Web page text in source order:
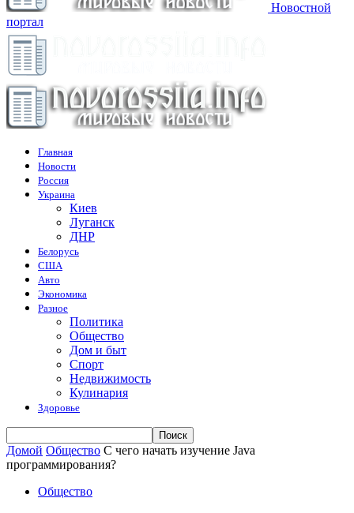
Новостной
портал
Главная
Новости
Россия
Украина
Киев
Луганск
ДНР
Белорусь
США
Авто
Экономика
Разное
Политика
Общество
Дом и быт
Спорт
Недвижимость
Кулинария
Здоровье
Домой Общество С чего начать изучение Java
программирования?
Общество